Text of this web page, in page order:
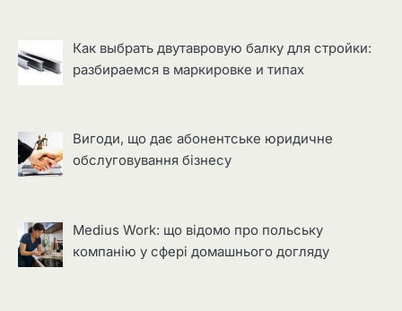
Как выбрать двутавровую балку для стройки:
разбираемся в маркировке и типах
Вигоди, що дає абонентське юридичне
обслуговування бізнесу
Medius Work: що відомо про польську
компанію у сфері домашнього догляду